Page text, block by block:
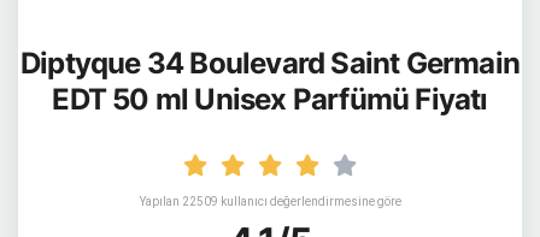
Diptyque 34 Boulevard Saint Germain
EDT 50 ml Unisex Parfümü Fiyatı
Yapılan 22509 kullanıcı değerlendirmesine göre